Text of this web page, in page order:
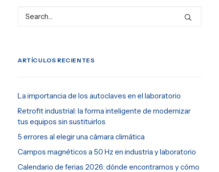
ARTÍCULOS RECIENTES
La importancia de los autoclaves en el laboratorio
Retrofit industrial: la forma inteligente de modernizar
tus equipos sin sustituirlos
5 errores al elegir una cámara climática
Campos magnéticos a 50 Hz en industria y laboratorio
Calendario de ferias 2026: dónde encontrarnos y cómo